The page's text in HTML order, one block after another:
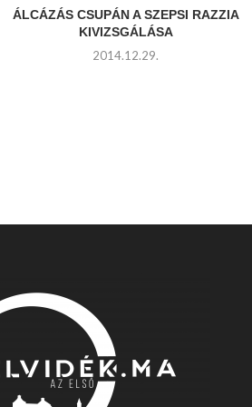
ÁLCÁZÁS CSUPÁN A SZEPSI RAZZIA
KIVIZSGÁLÁSA
2014.12.29.